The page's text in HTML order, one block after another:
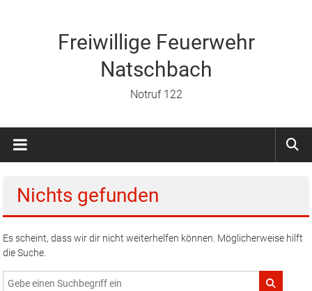
Freiwillige Feuerwehr
Natschbach
Notruf 122
Nichts gefunden
Es scheint, dass wir dir nicht weiterhelfen können. Möglicherweise hilft
die Suche.